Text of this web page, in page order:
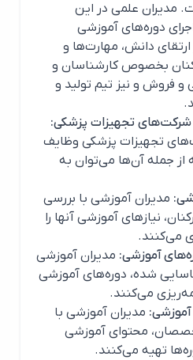
مدیران علمی در این
دوره‌های آموزشی
دانش، مهارت‌ها و
بخصوص کارشناسان و
فروش و نیز تیم تولید و
تجهیزات پزشکی:
تجهیزات پزشکی وظایف
جمله آن‌ها می‌توان به
مدیران آموزشی با بررسی
نیازهای آموزشی آنها را
آموزشی:مدیران آموزشی
شده، دوره‌های آموزشی
می‌کنند.
مدیران آموزشی با
محتوای آموزشی
تهیه می‌کنند.